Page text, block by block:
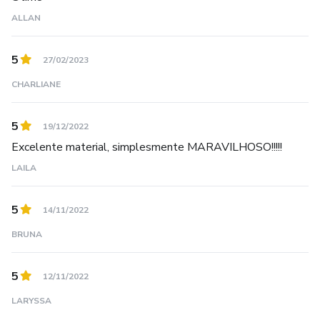
ALLAN
5 27/02/2023
CHARLIANE
5 19/12/2022
Excelente material, simplesmente MARAVILHOSO!!!!!
LAILA
5 14/11/2022
BRUNA
5 12/11/2022
LARYSSA